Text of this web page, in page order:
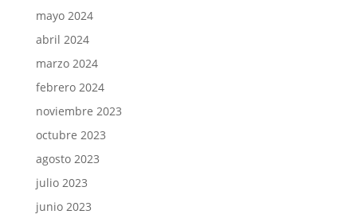
mayo 2024
abril 2024
marzo 2024
febrero 2024
noviembre 2023
octubre 2023
agosto 2023
julio 2023
junio 2023